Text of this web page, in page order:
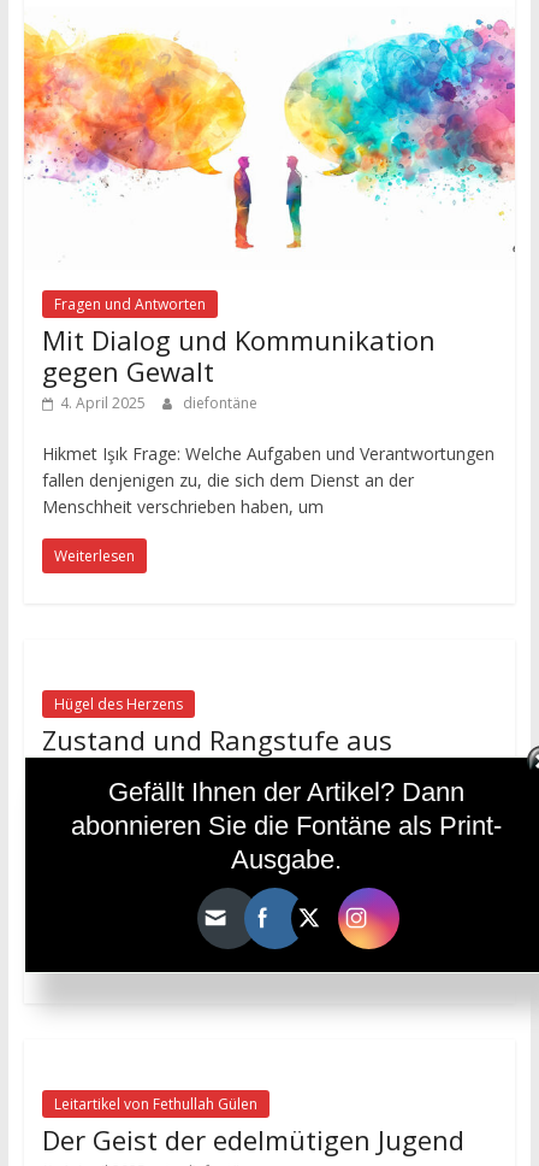
Fragen und Antworten
Mit Dialog und Kommunikation
gegen Gewalt
4. April 2025 diefontäne
Hikmet Işık Frage: Welche Aufgaben und Verantwortungen
fallen denjenigen zu, die sich dem Dienst an der
Menschheit verschrieben haben, um
Weiterlesen
Hügel des Herzens
Zustand und Rangstufe aus
4. April 2025 diefontäne
M. Fethullah Gülen Hal bedeutet „spiritueller Zustand“ und
meint zugleich, dass der Mensch in seinen inneren Tiefen
von jenseitigen Winden
Leitartikel von Fethullah Gülen
Der Geist der edelmütigen Jugend
Gefällt Ihnen der Artikel? Dann
abonnieren Sie die Fontäne als Print-
Ausgabe.